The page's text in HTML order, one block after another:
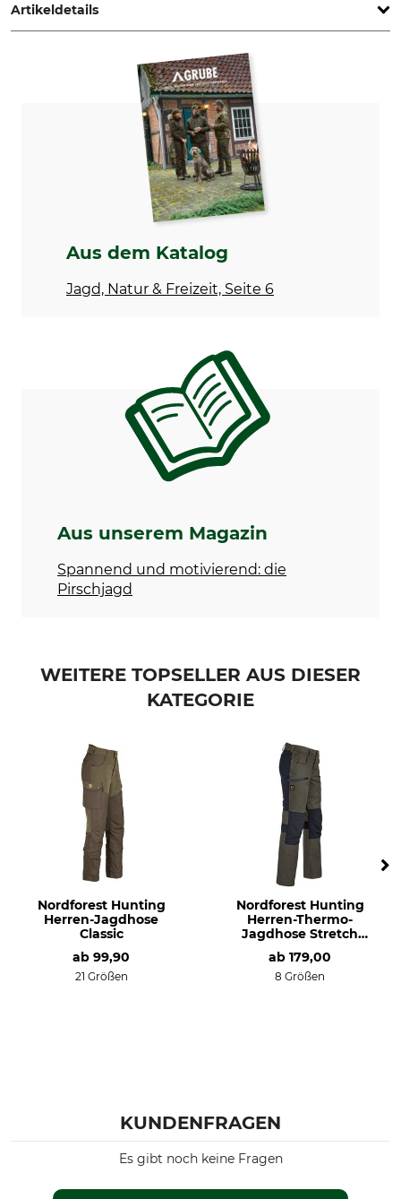
Artikeldetails
Nordforest Hunting
Produkttyp
Hose
Modellbezeichnung
Oberstoff
65% Polyester
35% Baumwolle
Waschen
40 °C Buntwäsche
Bleichen
Nicht bleichen
Trocknen
Nicht im Wäschetrockner
trocknen
Nicht trockenreinigen
Eigenschaften
geräuscharm
Komfortbund
Jahreszeit
Passform
regular
Wasserdichtigkeit
wasserabweisend
Aus dem Katalog
Jagd, Natur & Freizeit, Seite 6
Aus unserem Magazin
Spannend und motivierend: die
Pirschjagd
WEITERE TOPSELLER AUS DIESER
KATEGORIE
Nordforest Hunting
Herren-Jagdhose
Classic
ab 99,90
21 Größen
Nordforest Hunting
Herren-Thermo-
Jagdhose Stretch
Saxen
ab 179,00
8 Größen
KUNDENFRAGEN
Es gibt noch keine Fragen